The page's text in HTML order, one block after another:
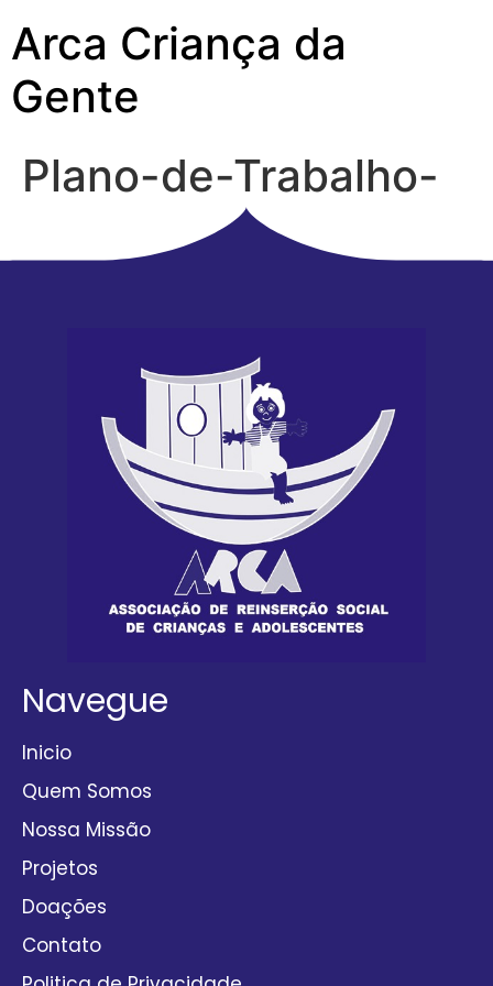
Arca Criança da
Gente
Plano-de-Trabalho-
2022-SGTS
Navegue
Inicio
Quem Somos
Nossa Missão
Projetos
Doações
Contato